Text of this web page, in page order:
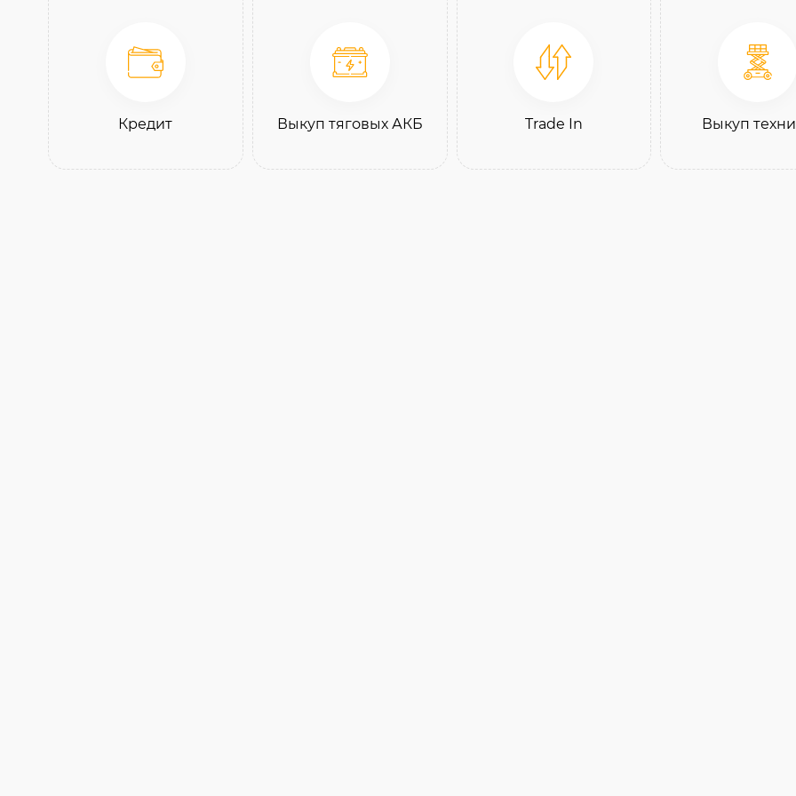
Кредит Выкуп тяговых АКБ Trade In Выкуп